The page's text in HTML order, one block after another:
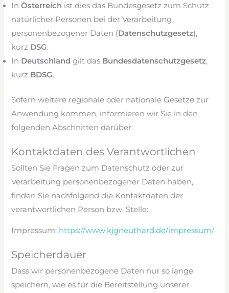
InÖsterreich ist dies das Bundesgesetz zum Schutz
natürlicher Personen bei der Verarbeitung
personenbezogener Daten (Datenschutzgesetz),
kurz DSG.
In Deutschland gilt das Bundesdatenschutzgesetz,
kurz BDSG.
Sofern weitere regionale oder nationale Gesetze zur
Anwendung kommen, informieren wir Sie in den
folgenden Abschnitten darüber.
Kontaktdaten des Verantwortlichen
Sollten Sie Fragen zum Datenschutz oder zur
Verarbeitung personenbezogener Daten haben,
finden Sie nachfolgend die Kontaktdaten der
verantwortlichen Person bzw. Stelle:
Impressum: https://www.kjgneuthard.de/impressum/
Speicherdauer
Dass wir personenbezogene Daten nur so lange
speichern, wie es für die Bereitstellung unserer